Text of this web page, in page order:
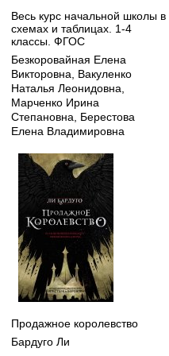
Весь курс начальной школы в
схемах и таблицах. 1-4
классы. ФГОС
Безкоровайная Елена
Викторовна
Вакуленко
Наталья Леонидовна
Марченко Ирина
Степановна
Берестова
Елена Владимировна
Продажное королевство
Бардуго Ли